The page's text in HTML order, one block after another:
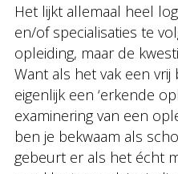
Het lijkt allemaal heel
en/of specialisaties te
opleiding, maar de
Want als het vak een
eigenlijk een ‘erkende
examinering van een
ben je bekwaam als
gebeurt er als het écht